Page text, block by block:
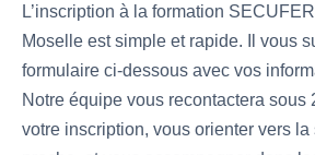
L’inscription à la formation
Moselle est simple et rapide. Il vous
formulaire ci-dessous avec vos
Notre équipe vous recontactera sous
votre inscription, vous orienter vers